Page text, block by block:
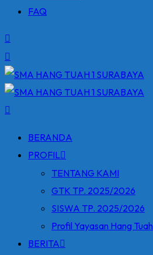
FAQ
BERANDA
PROFIL
TENTANG KAMI
GTK TP. 2025/2026
SISWA TP. 2025/2026
Profil Yayasan Hang Tuah
BERITA